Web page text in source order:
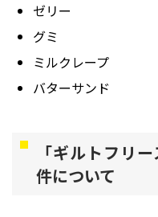
ゼリー
グミ
ミルクレープ
バターサンド
「ギルトフリ
件について